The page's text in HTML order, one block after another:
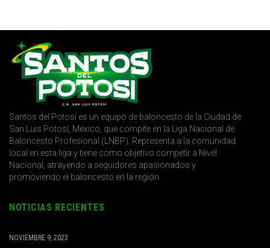
Santos del Potosí es un equipo de baloncesto de la Ciudad de
San Luis Potosí, México, que compite en la Liga Nacional de
Baloncesto Profesional (LNBP). Representa a la comunidad
local en esta liga y tiene como objetivo competir a Nivel
Nacional, atrayendo a seguidores apasionados y
promoviendo el baloncesto en la región.
NOTICIAS RECIENTES
NOVIEMBRE 9, 2023